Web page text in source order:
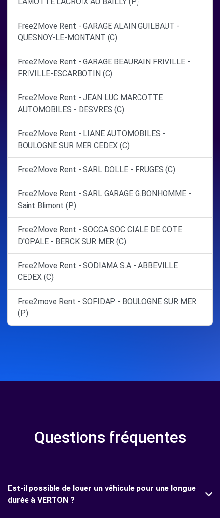
Free2Move Rent - GARAGE ALAIN GUILBAUT -
QUESNOY-LE-MONTANT (C)
Free2Move Rent - GARAGE BEAURAIN FRIVILLE -
FRIVILLE-ESCARBOTIN (C)
Free2Move Rent - JEAN LUC MARCOTTE
AUTOMOBILES - DESVRES (C)
Free2Move Rent - LIANE AUTOMOBILES -
BOULOGNE SUR MER CEDEX (C)
Free2Move Rent - SARL DOLLE - FRUGES (C)
Free2Move Rent - SARL GARAGE G.BONHOMME -
Saint Blimont (P)
Free2Move Rent - SOCCA SOC CIALE DE COTE
D'OPALE - BERCK SUR MER (C)
Free2Move Rent - SODIAMA S.A - ABBEVILLE
CEDEX (C)
Free2move Rent - SOFIDAP - BOULOGNE SUR MER
(P)
Questions fréquentes
Est-il possible de louer un véhicule pour une longue
durée à VERTON ?